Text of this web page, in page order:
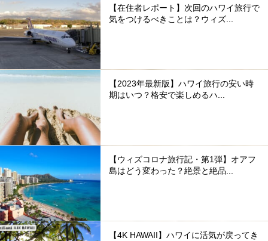
【在住者レポート】次回のハワイ旅行で
気をつけるべきことは？ウィズ...
【2023年最新版】ハワイ旅行の安い時
期はいつ？格安で楽しめるハ...
【ウィズコロナ旅行記・第1弾】オアフ
島はどう変わった？絶景と絶品...
【4K HAWAII】ハワイに活気が戻ってき